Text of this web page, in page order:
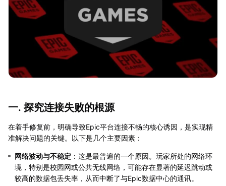
一. 探究连接失败的根源
在着手修复前，明确导致Epic平台连接不畅的核心诱因，是实现精
准解决问题的关键。以下是几个主要因素：
网络波动与不稳定 ：这是最普遍的一个原因。玩家所处的网络环
境，特别是校园网或公共无线网络，可能存在显著的延迟跳动或
较高的数据包丢失率，从而中断了与Epic数据中心的通讯。